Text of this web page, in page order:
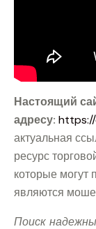
Настоящий
адресу:
актуальная
ресурс
которые могут
являются
Поиск